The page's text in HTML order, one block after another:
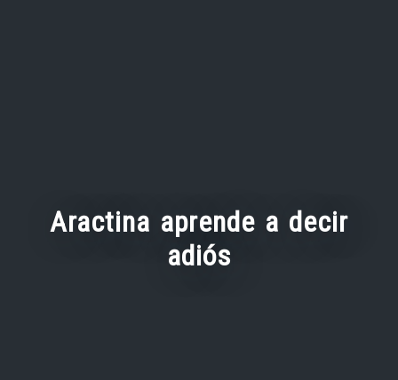
Aractina aprende a decir
adiós